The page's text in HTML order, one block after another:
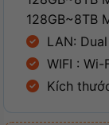
128GB~8TB
LAN:
WIFI :
Kích